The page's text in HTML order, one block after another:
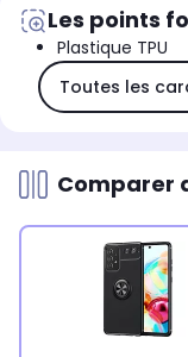
Les points
Plastique TPU
Toutes les
Comparer